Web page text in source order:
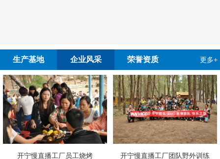
生产基地 企业风采 荣誉资质 更多+
直播工厂员工烧烤
开宁慢直播工厂团队野外训练